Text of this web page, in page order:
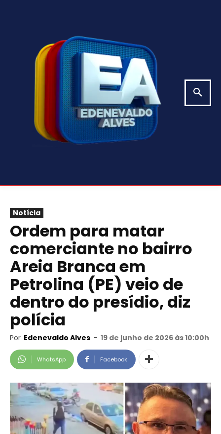
Notícia
Ordem para matar
comerciante no bairro
Areia Branca em
Petrolina (PE) veio de
dentro do presídio, diz
polícia
Por Edenevaldo Alves - 19 de junho de 2026 às 10:00h
WhatsApp Facebook